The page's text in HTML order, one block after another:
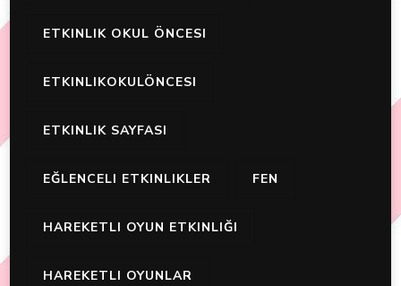
ETKINLIK OKUL ÖNCESI
ETKINLIKOKULÖNCESI
ETKINLIK SAYFASI
EĞLENCELI ETKINLIKLER FEN
HAREKETLI OYUN ETKINLIĞI
HAREKETLI OYUNLAR